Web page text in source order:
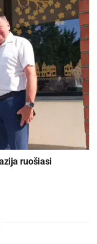
ruošiasi